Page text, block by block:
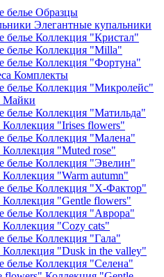
белье Образцы
Элегантные купальники
белье Коллекция "Кристал"
белье Коллекция "Milla"
белье Коллекция "Фортуна"
Комплекты
белье Коллекция "Микролейс"
Майки
белье Коллекция "Матильда"
"Irises flowers"
белье Коллекция "Малена"
"Muted rose"
белье Коллекция "Эвелин"
"Warm autumn"
белье Коллекция "Х-Фактор"
"Gentle flowers"
белье Коллекция "Аврора"
"Cozy cats"
белье Коллекция "Гала"
"Dusk in the valley"
белье Коллекция "Селена"